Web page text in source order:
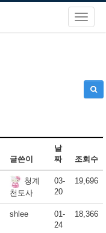
글쓴이
날
짜
조회수
청계
천도사
03-
20
19,696
shlee
01-
24
18,366